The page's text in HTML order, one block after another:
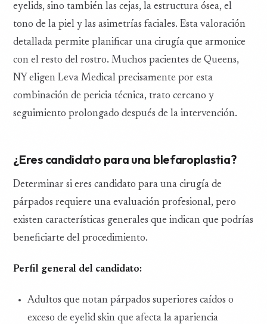
eyelids, sino también las cejas, la estructura ósea, el
tono de la piel y las asimetrías faciales. Esta valoración
detallada permite planificar una cirugía que armonice
con el resto del rostro. Muchos pacientes de Queens,
NY eligen Leva Medical precisamente por esta
combinación de pericia técnica, trato cercano y
seguimiento prolongado después de la intervención.
¿Eres candidato para una blefaroplastia?
Determinar si eres candidato para una cirugía de
párpados requiere una evaluación profesional, pero
existen características generales que indican que podrías
beneficiarte del procedimiento.
Perfil general del candidato:
Adultos que notan párpados superiores caídos o
exceso de eyelid skin que afecta la apariencia